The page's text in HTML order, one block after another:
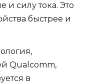
и силу тока. Это
быстрее и
Qualcomm,
в